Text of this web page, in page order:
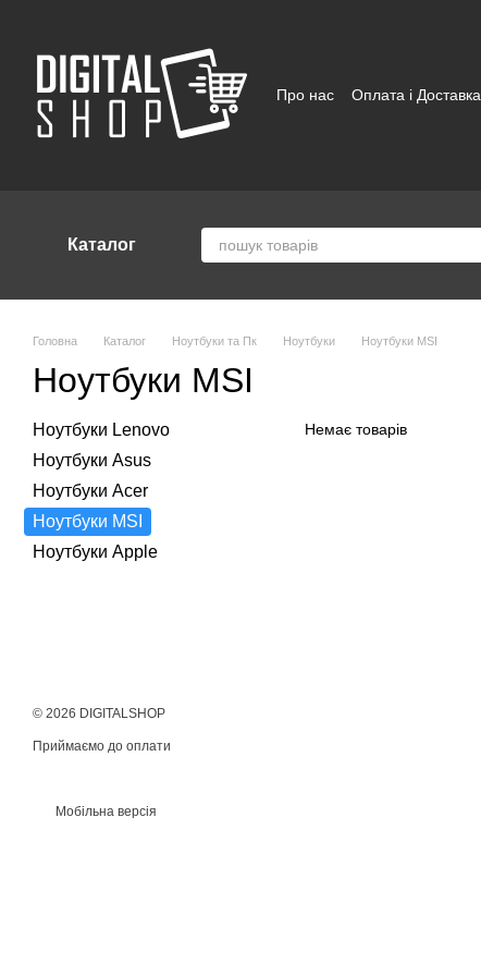
Про нас Оплата і Доставка
Каталог
Головна Каталог Ноутбуки та Пк Ноутбуки Ноутбуки MSI
Ноутбуки MSI
Немає товарів
Ноутбуки Lenovo
Ноутбуки Asus
Ноутбуки Acer
Ноутбуки MSI
Ноутбуки Apple
© 2026 DIGITALSHOP
Приймаємо до оплати
Мобільна версія